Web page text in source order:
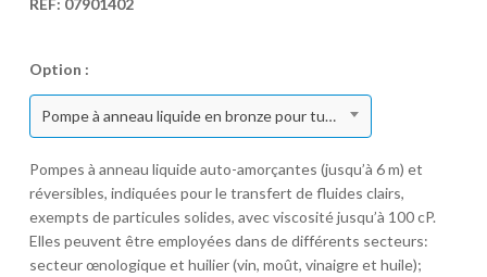
Option :
Pompe à anneau liquide en bronze pour tuyau ∅50 mm 230/400V Tri
Pompes à anneau liquide auto-amorçantes (jusqu’à 6 m) et
réversibles, indiquées pour le transfert de fluides clairs,
exempts de particules solides, avec viscosité jusqu’à 100 cP.
Elles peuvent être employées dans de différents secteurs:
secteur œnologique et huilier (vin, moût, vinaigre et huile);